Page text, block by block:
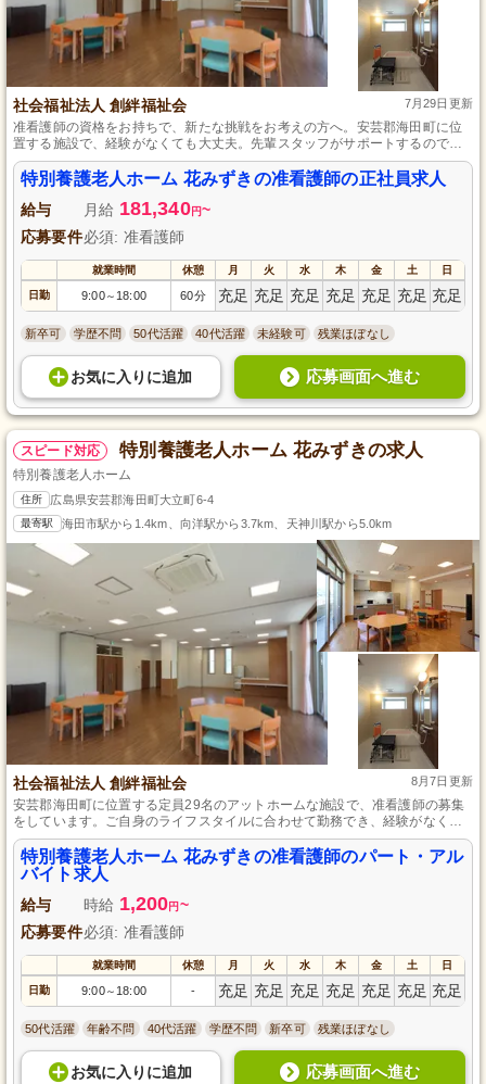
社会福祉法人 創絆福祉会 7月29日更新
准看護師の資格をお持ちで、新たな挑戦をお考えの方へ。安芸郡海田町に位
置する施設で、経験がなくても大丈夫。先輩スタッフがサポートするので、
安心してスキルアップを目指せます。勤務は9時から18時までで、残業は月平
均3時間程度。仕事とプライベートのバランスが取りやすい環境で、充実した
毎日を送っていただけます。
特別養護老人ホーム 花みずきの准看護師の正社員求人
給与 月給 181,340円~
応募要件必須: 准看護師
就業時間 休憩 月 火 水 木 金 土 日
日勤 9:00～ 18:00 60分 充足 充足 充足 充足 充足 充足 充足
新卒可 学歴不問 50代活躍 40代活躍 未経験可 残業ほぼなし
お気に入り に追加 応募画面へ進む
スピード対応 特別養護老人ホーム 花みずきの求人
特別養護老人ホーム
住所 広島県安芸郡海田町大立町6-4
最寄駅 海田市駅から1.4km、向洋駅から3.7km、天神川駅から5.0km
社会福祉法人 創絆福祉会 8月7日更新
安芸郡海田町に位置する定員29名のアットホームな施設で、准看護師の募集
をしています。ご自身のライフスタイルに合わせて勤務でき、経験がなくて
も先輩スタッフがしっかりサポートします。利用者さまの尊厳を守るケアに
携わりながら、地域密着型の温かな職場で働きませんか。
特別養護老人ホーム 花みずきの准看護師のパート・アル
バイト求人
給与 時給 1,200円 ~
応募要件必須: 准看護師
就業時間 休憩 月 火 水 木 金 土 日
日勤 9:00～ 18:00 - 充足 充足 充足 充足 充足 充足 充足
50代活躍 年齢不問 40代活躍 学歴不問 新卒可 残業ほぼなし
お気に入り に追加 応募画面へ進む